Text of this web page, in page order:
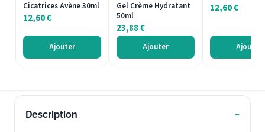
Cicatrices Avène 30ml
12,60€
Ajouter
Gel Crème Hydratant
50ml
23,88€
Ajouter
12,60€
Ajouter
Description